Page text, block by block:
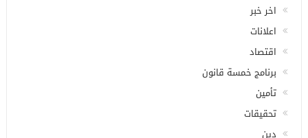
اخر خبر
اعلانات
اقتصاد
برنامج خمسة قانون
تأمين
تحقيقات
دين